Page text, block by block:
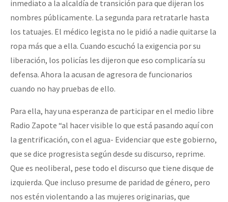
inmediato a la alcaldía de transición para que dijeran los
nombres públicamente. La segunda para retratarle hasta
los tatuajes. El médico legista no le pidió a nadie quitarse la
ropa más que a ella. Cuando escuchó la exigencia por su
liberación, los policías les dijeron que eso complicaría su
defensa. Ahora la acusan de agresora de funcionarios
cuando no hay pruebas de ello.
Para ella, hay una esperanza de participar en el medio libre
Radio Zapote “al hacer visible lo que está pasando aquí con
la gentrificación, con el agua- Evidenciar que este gobierno,
que se dice progresista según desde su discurso, reprime.
Que es neoliberal, pese todo el discurso que tiene disque de
izquierda. Que incluso presume de paridad de género, pero
nos estén violentando a las mujeres originarias, que